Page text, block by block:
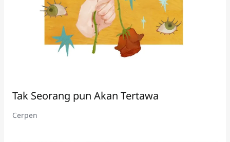
Tak Seorang pun Akan Tertawa
Cerpen